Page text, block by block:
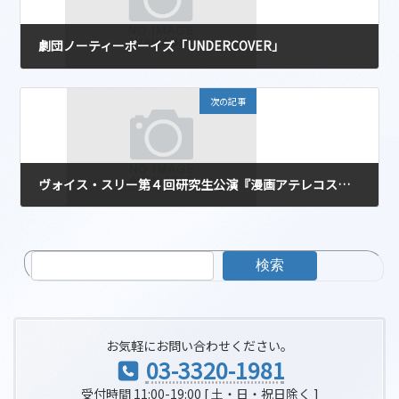
劇団ノーティーボーイズ「UNDERCOVER」
次の記事
ヴォイス・スリー第４回研究生公演『漫画アテレコステージ』
検索
お気軽にお問い合わせください。
03-3320-1981
受付時間 11:00-19:00 [ 土・日・祝日除く ]